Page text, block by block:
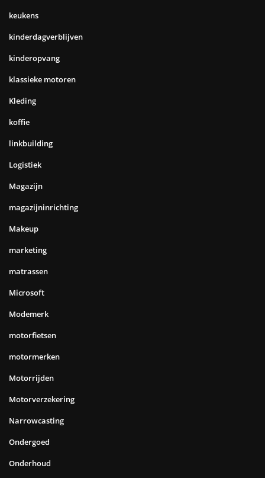
keukens
kinderdagverblijven
kinderopvang
klassieke motoren
Kleding
koffie
linkbuilding
Logistiek
Magazijn
magazijninrichting
Makeup
marketing
matrassen
Microsoft
Modemerk
motorfietsen
motormerken
Motorrijden
Motorverzekering
Narrowcasting
Ondergoed
Onderhoud